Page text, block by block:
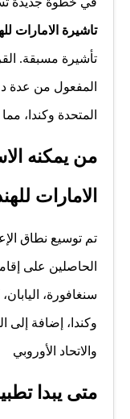
تاشيرة الامارات
تأشيرة مسبقة.
المفعول من عدة
المتحدة وكندا،
من يمكنه
الامارات
تم توسيع نطاق
الحاصلين على
سنغافورة، اليابان،
وكندا، إضافة إلى
والاتحاد الأوروبي
متى يبدا